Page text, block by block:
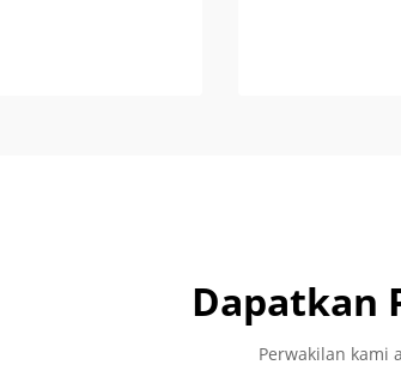
Dapatkan
Perwakilan kami